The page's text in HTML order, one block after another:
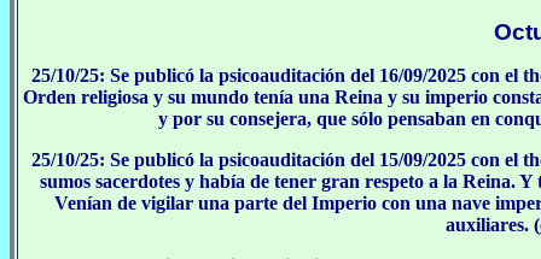
25/10/25: Se publicó la psicoauditación del 16/09/2025 con
Orden religiosa y su mundo tenía una Reina y su imperio
y por su consejera, que sólo pensaban en
25/10/25: Se publicó la psicoauditación del 15/09/2025 con el
sumos sacerdotes y había de tener gran respeto a la Reina.
Venían de vigilar una parte del Imperio con una nave
auxiliares. (